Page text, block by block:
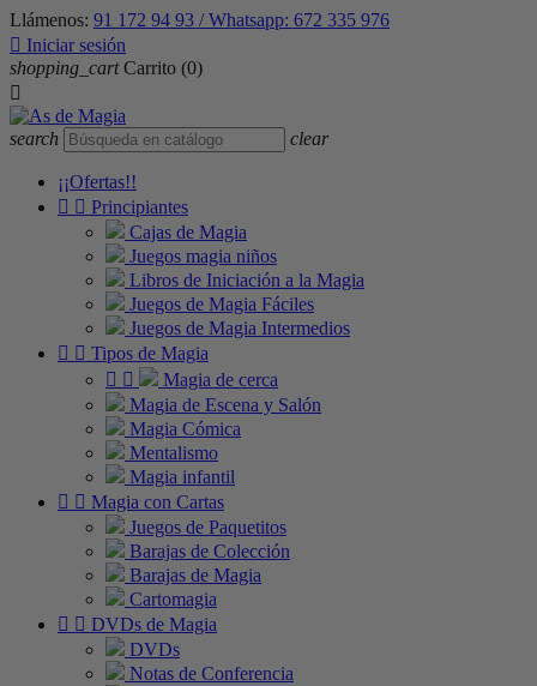
Llámenos: 91 172 94 93 / Whatsapp: 672 335 976
 Iniciar sesión
shopping_cart Carrito (0)

search clear
¡¡Ofertas!!
  Principiantes
Cajas de Magia
Juegos magia niños
Libros de Iniciación a la Magia
Juegos de Magia Fáciles
Juegos de Magia Intermedios
  Tipos de Magia
 
Magia de cerca
Magia de Escena y Salón
Magia Cómica
Mentalismo
Magia infantil
  Magia con Cartas
Juegos de Paquetitos
Barajas de Colección
Barajas de Magia
Cartomagia
  DVDs de Magia
DVDs
Notas de Conferencia